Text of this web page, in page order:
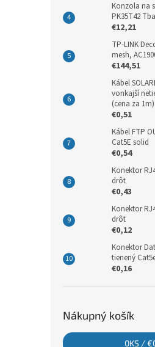
Konzola na
PK35T42
€12,21
TP-LINK
mesh,
€144,51
Kábel
vonkajší
(cena za 1m)
€0,51
Kábel FTP
Cat5E solid
€0,54
Konektor
drôt
€0,43
Konektor
drôt
€0,12
Konektor
tienený
€0,16
Nákupný košík
0KS /